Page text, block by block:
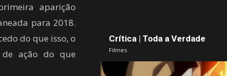
aparição
para 2018.
do que isso, o
ação do que
Crítica | Toda a Verdade
Filmes